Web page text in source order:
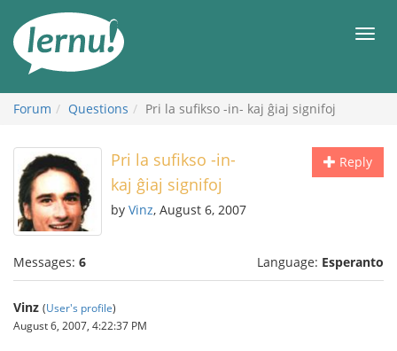
the
content
Forum Questions Pri la sufikso -in- kaj ĝiaj signifoj
Reply
Pri la sufikso -in-
kaj ĝiaj signifoj
by Vinz, August 6, 2007
Messages: 6 Language: Esperanto
Vinz (User's profile)
August 6, 2007, 4:22:37 PM